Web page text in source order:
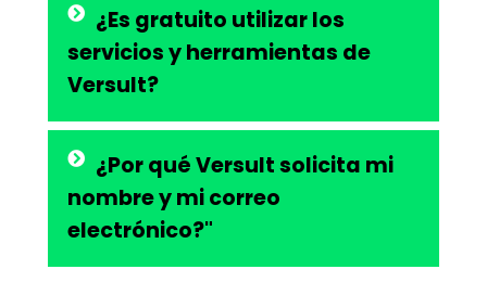
¿Es gratuito utilizar los
servicios y herramientas de
Versult?
¿Por qué Versult solicita mi
nombre y mi correo
electrónico?"